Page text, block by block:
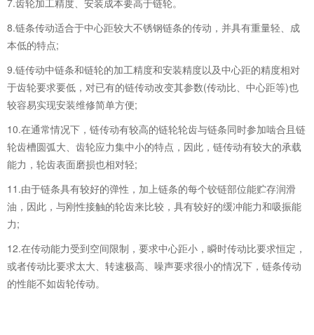
8.链条传动适合于中心距较大不锈钢链条的传动，并具有重量轻、成
本低的特点;
9.链传动中链条和链轮的加工精度和安装精度以及中心距的精度相对
于齿轮要求要低，对已有的链传动改变其参数(传动比、中心距等)也
较容易实现安装维修简单方便;
10.在通常情况下，链传动有较高的链轮轮齿与链条同时参加啮合且链
轮齿槽圆弧大、齿轮应力集中小的特点，因此，链传动有较大的承载
能力，轮齿表面磨损也相对轻;
11.由于链条具有较好的弹性，加上链条的每个铰链部位能贮存润滑
油，因此，与刚性接触的轮齿来比较，具有较好的缓冲能力和吸振能
力;
12.在传动能力受到空间限制，要求中心距小，瞬时传动比要求恒定，
或者传动比要求太大、转速极高、噪声要求很小的情况下，链条传动
的性能不如齿轮传动。